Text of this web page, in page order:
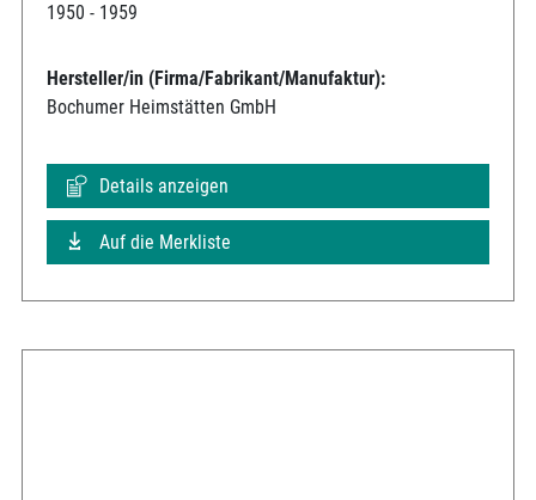
1950 - 1959
Hersteller/in (Firma/Fabrikant/Manufaktur):
Bochumer Heimstätten GmbH
Details anzeigen
Auf die Merkliste